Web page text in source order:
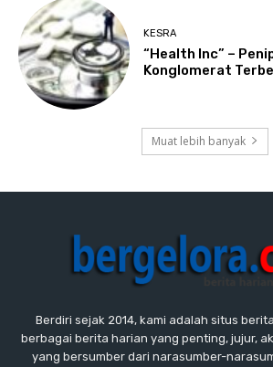
KESRA
“Health Inc” –
Konglomerat
Muat lebih banyak
Berdiri sejak 2014, kami adalah situs
berbagai berita harian yang penting, jujur,
yang bersumber dari narasumber-